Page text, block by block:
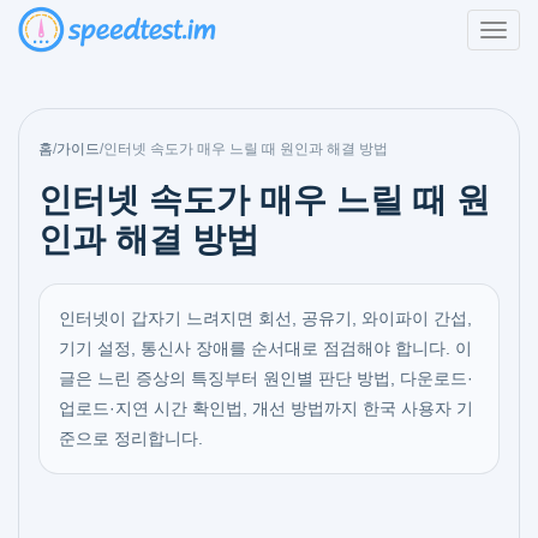
홈/가이드/인터넷 속도가 매우 느릴 때 원인과 해결 방법
인터넷 속도가 매우 느릴 때 원
인과 해결 방법
인터넷이 갑자기 느려지면 회선, 공유기, 와이파이 간섭,
기기 설정, 통신사 장애를 순서대로 점검해야 합니다. 이
글은 느린 증상의 특징부터 원인별 판단 방법, 다운로드·
업로드·지연 시간 확인법, 개선 방법까지 한국 사용자 기
준으로 정리합니다.